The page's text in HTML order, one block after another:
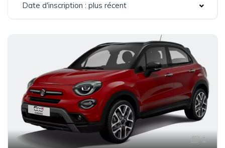
Date d'inscription : plus récent
1